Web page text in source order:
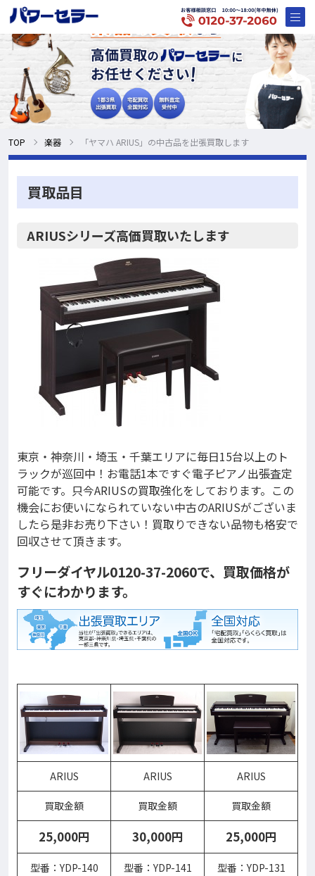
TOP 楽器 「ヤマハ ARIUS」の中古品を出張買取します
買取品目
ARIUSシリーズ高価買取いたします
東京・神奈川・埼玉・千葉エリアに毎日15台以上のト
ラックが巡回中！お電話1本ですぐ電子ピアノ出張査定
可能です。只今ARIUSの買取強化をしております。この
機会にお使いになられていない中古のARIUSがございま
したら是非お売り下さい！買取りできない品物も格安で
回収させて頂きます。
フリーダイヤル0120-37-2060で、買取価格が
すぐにわかります。
ARIUS ARIUS ARIUS
買取金額 買取金額 買取金額
25,000円 30,000円 25,000円
型番：YDP-140 型番：YDP-141 型番：YDP-131